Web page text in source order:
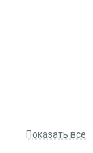
Пинцет изогнутый
Показать все